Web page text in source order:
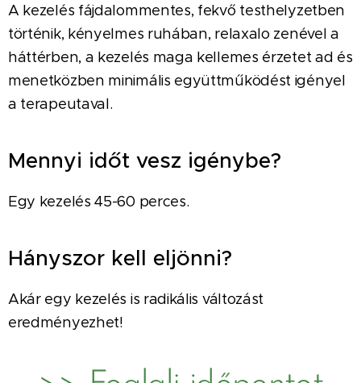
A kezelés fájdalommentes, fekvő testhelyzetben
történik, kényelmes ruhában, relaxalo zenével a
háttérben, a kezelés maga kellemes érzetet ad és
menetközben minimális együttműködést igényel
a terapeutaval.
Mennyi időt vesz igénybe?
Egy kezelés 45-60 perces.
Hányszor kell eljönni?
Akár egy kezelés is radikális változást
eredményezhet!